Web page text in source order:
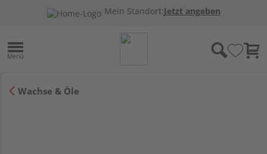
Mein Standort:Jetzt angeben
Wachse & Öle